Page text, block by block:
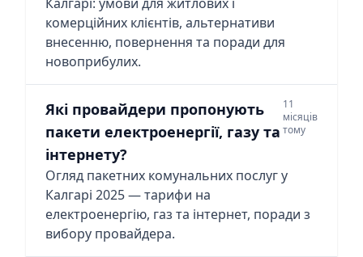
комерційних клієнтів, альтернативи
внесенню, повернення та поради для
новоприбулих.
Які провайдери пропонують
пакети електроенергії, газу та
інтернету?
11
місяців
тому
Огляд пакетних комунальних послуг у
Калгарі 2025 — тарифи на
електроенергію, газ та інтернет, поради з
вибору провайдера.